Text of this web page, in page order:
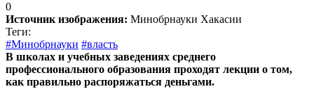
0
Источник изображения: Минобрнауки Хакасии
Теги:
#Минобрнауки #власть
В школах и учебных заведениях среднего
профессионального образования проходят лекции о том,
как правильно распоряжаться деньгами.